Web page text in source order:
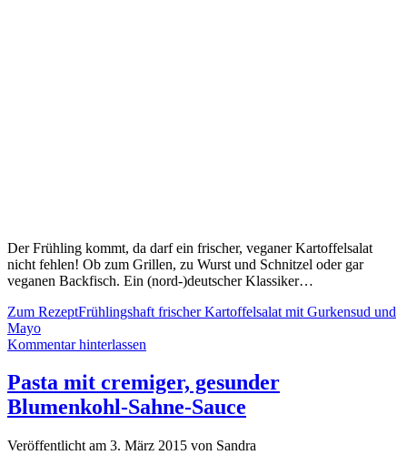
Der Frühling kommt, da darf ein frischer, veganer Kartoffelsalat
nicht fehlen! Ob zum Grillen, zu Wurst und Schnitzel oder gar
veganen Backfisch. Ein (nord-)deutscher Klassiker…
Zum RezeptFrühlingshaft frischer Kartoffelsalat mit Gurkensud und
Mayo
Kommentar hinterlassen
Pasta mit cremiger, gesunder
Blumenkohl-Sahne-Sauce
Veröffentlicht am 3. März 2015 von Sandra